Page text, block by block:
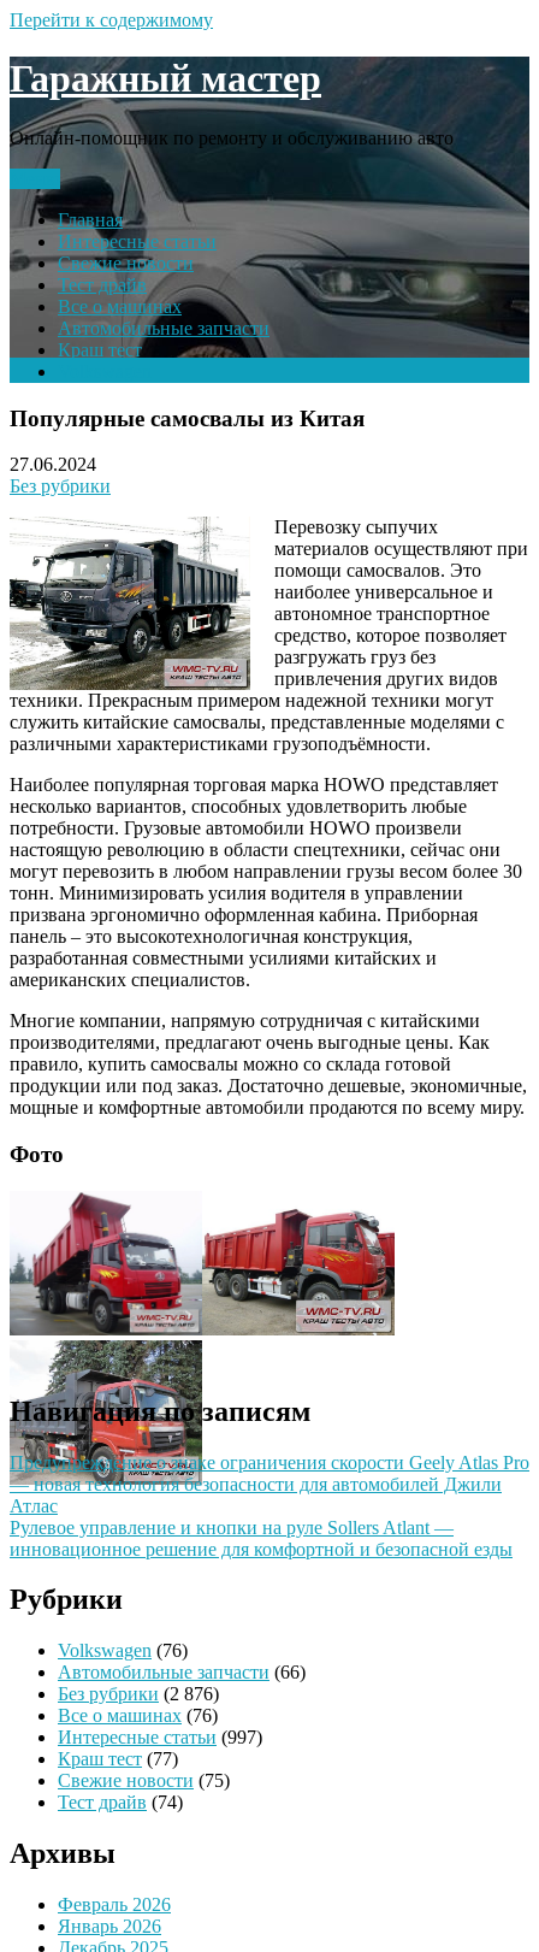
Перейти к содержимому
Гаражный мастер
Онлайн-помощник по ремонту и обслуживанию авто
Главная
Интересные статьи
Свежие новости
Тест драйв
Все о машинах
Автомобильные запчасти
Краш тест
Популярные самосвалы из Китая
27.06.2024
Без рубрики
Перевозку сыпучих
материалов осуществляют при
помощи самосвалов. Это
наиболее универсальное и
автономное транспортное
средство, которое позволяет
разгружать груз без
привлечения других видов
техники. Прекрасным примером надежной техники могут
служить китайские самосвалы, представленные моделями с
различными характеристиками грузоподъёмности.
Наиболее популярная торговая марка HOWO представляет
несколько вариантов, способных удовлетворить любые
потребности. Грузовые автомобили HOWO произвели
настоящую революцию в области спецтехники, сейчас они
могут перевозить в любом направлении грузы весом более 30
тонн. Минимизировать усилия водителя в управлении
призвана эргономично оформленная кабина. Приборная
панель – это высокотехнологичная конструкция,
разработанная совместными усилиями китайских и
американских специалистов.
Многие компании, напрямую сотрудничая с китайскими
производителями, предлагают очень выгодные цены. Как
правило, купить самосвалы можно со склада готовой
продукции или под заказ. Достаточно дешевые, экономичные,
мощные и комфортные автомобили продаются по всему миру.
Фото
Навигация по записям
Предупреждение о знаке ограничения скорости Geely Atlas Pro
— новая технология безопасности для автомобилей Джили
Атлас
Рулевое управление и кнопки на руле Sollers Atlant —
инновационное решение для комфортной и безопасной езды
Рубрики
Volkswagen (76)
Автомобильные запчасти (66)
Без рубрики (2 876)
Все о машинах (76)
Интересные статьи (997)
Краш тест (77)
Свежие новости (75)
Тест драйв (74)
Архивы
Февраль 2026
Январь 2026